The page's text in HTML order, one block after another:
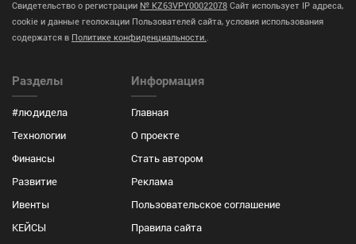
Свидетельство о регистрации № KZ63VPY00022078 Сайт использует IP адреса,
cookie и данные геолокации Пользователей сайта, условия использования
содержатся в Политике конфиденциальности..
Разделы
#людидела
Технологии
Финансы
Развитие
Ивенты
КЕЙСЫ
Информация
Главная
О проекте
Стать автором
Реклама
Пользовательское соглашение
Правила сайта